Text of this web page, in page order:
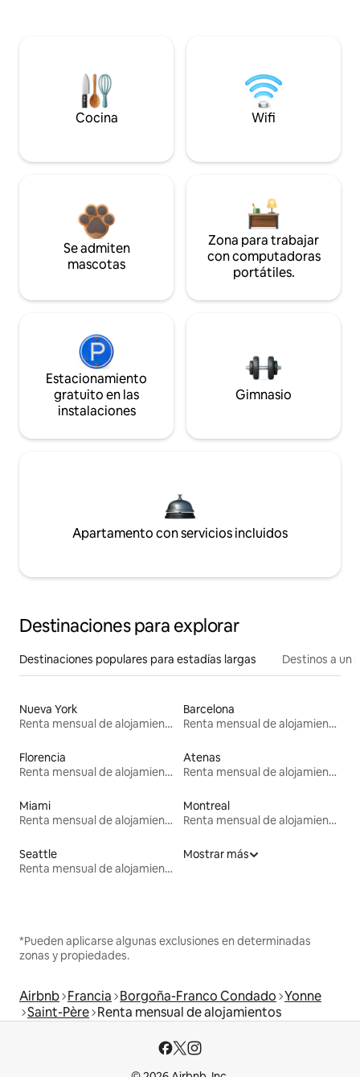
Cocina Wifi
Se admiten
mascotas
Zona para trabajar
con computadoras
portátiles.
Estacionamiento
gratuito en las
instalaciones
Gimnasio
Apartamento con servicios incluidos
Destinaciones para explorar
Destinaciones populares para estadías largas Destinos a un
Nueva York
Renta mensual de alojamientos
Barcelona
Renta mensual de alojamientos
Florencia
Renta mensual de alojamientos
Atenas
Renta mensual de alojamientos
Miami
Renta mensual de alojamientos
Montreal
Renta mensual de alojamientos
Seattle
Renta mensual de alojamientos
Mostrar más
*Pueden aplicarse algunas exclusiones en determinadas
zonas y propiedades.
Airbnb Francia Borgoña-Franco Condado Yonne
Saint-Père Renta mensual de alojamientos